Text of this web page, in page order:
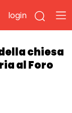
login
chiesa
al Foro